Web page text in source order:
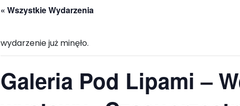
« Wszystkie Wydarzenia
wydarzenie już minęło.
Galeria Pod Lipami –